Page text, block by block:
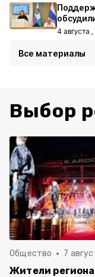
4 августа
Все материалы
Выбор
Общество 7
Жители региона